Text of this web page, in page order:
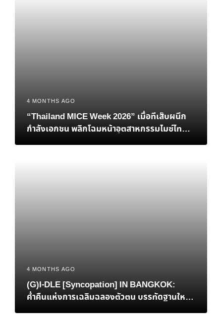
4 MONTHS AGO
“Thailand MICE Week 2026” เมื่อทีเส็บผนึก
กำลังเอกชน พลิกโฉมหน้าอุตสาหกรรมไมซ์ไทยสู่
4 MONTHS AGO
(G)I-DLE [Syncopation] IN BANGKOK:
ค่ำคืนแห่งการเฉลิมฉลองตัวตน บรรทัดฐานใหม่
ของ K-Pop และการกลับบ้านที่แสนอบอุ่นของ ‘มิ